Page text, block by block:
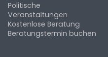
Politische
Veranstaltungen
Kostenlose Beratung
Beratungstermin buchen